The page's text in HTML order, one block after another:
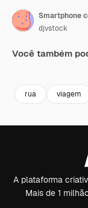
Smartphone
djvstock
Você também
rua viagem
A plataforma
Mais de 1